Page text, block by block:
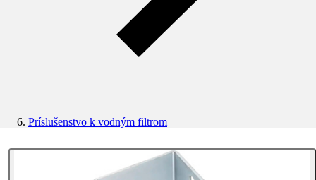
Príslušenstvo k vodným filtrom